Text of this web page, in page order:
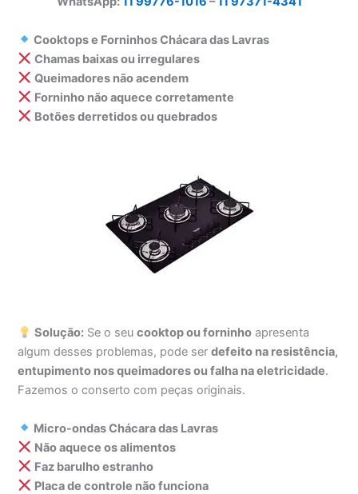
Cooktops e Forninhos Chácara das Lavras
Chamas baixas ou irregulares
Queimadores não acendem
Forninho não aquece corretamente
Botões derretidos ou quebrados
Solução: Se o seucooktop ou forninho apresenta
algum desses problemas, pode serdefeito na resistência,
entupimento nos queimadores ou falha na eletricidade.
Fazemos o conserto com peças originais.
Micro-ondas Chácara das Lavras
Não aquece os alimentos
Faz barulho estranho
Placa de controle não funciona